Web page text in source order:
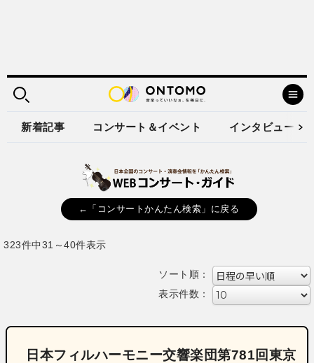
新着記事 コンサート＆イベント インタビュー
←「コンサートかんたん検索」に戻る
323件中31～40件表示
ソート順：
表示件数：
日本フィルハーモニー交響楽団第781回東京